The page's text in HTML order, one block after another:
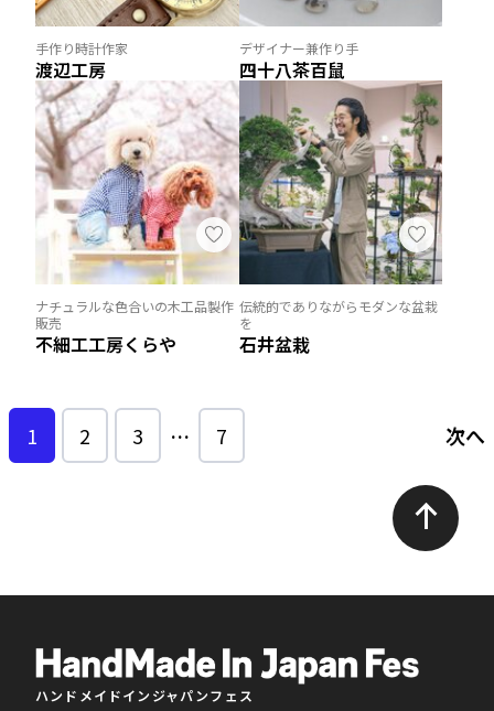
手作り時計作家
渡辺工房
デザイナー兼作り手
四十八茶百鼠
ナチュラルな色合いの木工品製作
販売
不細工工房くらや
伝統的でありながらモダンな盆栽
を
石井盆栽
1 2 3 … 7 次へ
ハンドメイドインジャパンフェス